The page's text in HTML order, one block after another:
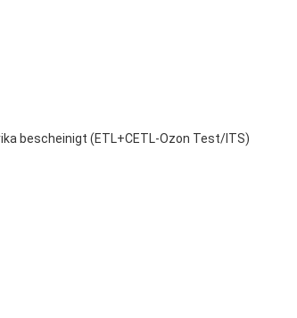
bescheinigt (ETL+CETL-Ozon Test/ITS)